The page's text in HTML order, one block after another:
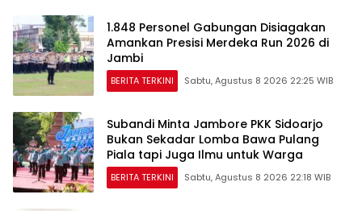
1.848 Personel Gabungan Disiagakan
Amankan Presisi Merdeka Run 2026 di
Jambi
BERITA TERKINI Sabtu, Agustus 8 2026 22:25 WIB
Subandi Minta Jambore PKK Sidoarjo
Bukan Sekadar Lomba Bawa Pulang
Piala tapi Juga Ilmu untuk Warga
BERITA TERKINI Sabtu, Agustus 8 2026 22:18 WIB